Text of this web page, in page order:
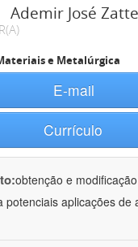
Ademir José
e Metalúrgica
E-mail
Currículo
obtenção e
potenciais aplicações de